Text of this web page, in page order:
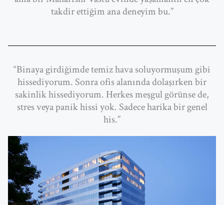
takdir ettiğim ana deneyim bu.”
“Binaya girdiğimde temiz hava soluyormuşum gibi
hissediyorum. Sonra ofis alanında dolaşırken bir
sakinlik hissediyorum. Herkes meşgul görünse de,
stres veya panik hissi yok. Sadece harika bir genel
his.”